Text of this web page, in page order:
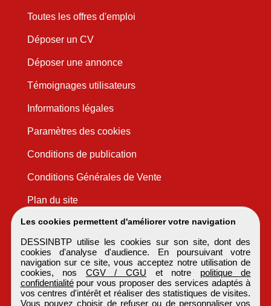
Les cookies permettent d'améliorer votre navigation
DESSINBTP utilise les cookies sur son site, dont des
cookies d'analyse d'audience. En poursuivant votre
navigation sur ce site, vous acceptez notre utilisation de
cookies, nos CGV / CGU et notre politique de
confidentialitépour vous proposer des services adaptés à
vos centres d'intérêt et réaliser des statistiques de visites.
Vous pouvez choisir de refuser ou de personnaliser vos
Toutes les offres d'emploi
Déposer un CV
Déposer une annonce
Témoignages utilisateurs
Informations légales
Paramètres des cookies
Conditions de publication
Conditions Générales de Vente
Plan du site